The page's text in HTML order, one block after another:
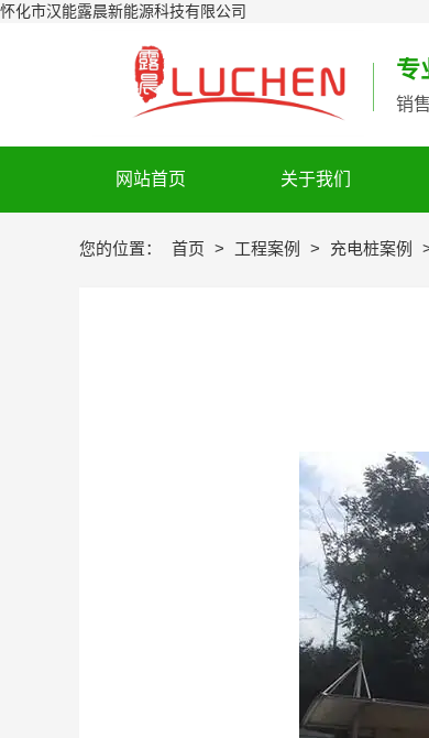
怀化市汉能露晨新能源科技有限公司
网站首页 关于我们
专
销
您的位置： 首页 > 工程案例 > 充电桩案例